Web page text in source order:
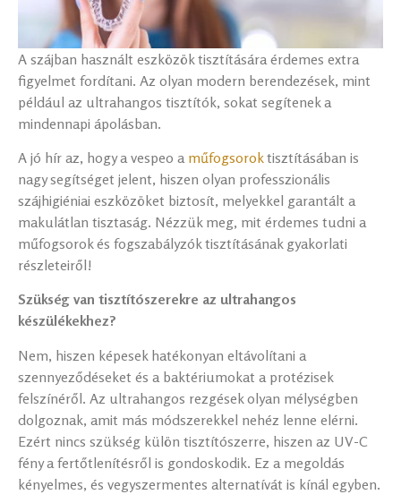
A szájban használt eszközök tisztítására érdemes extra
figyelmet fordítani. Az olyan modern berendezések, mint
például az ultrahangos tisztítók, sokat segítenek a
mindennapi ápolásban.
A jó hír az, hogy a vespeo a műfogsoroktisztításában is
nagy segítséget jelent, hiszen olyan professzionális
szájhigiéniai eszközöket biztosít, melyekkel garantált a
makulátlan tisztaság. Nézzük meg, mit érdemes tudni a
műfogsorok és fogszabályzók tisztításának gyakorlati
részleteiről!
Szükség van tisztítószerekre az ultrahangos
készülékekhez?
Nem, hiszen képesek hatékonyan eltávolítani a
szennyeződéseket és a baktériumokat a protézisek
felszínéről. Az ultrahangos rezgések olyan mélységben
dolgoznak, amit más módszerekkel nehéz lenne elérni.
Ezért nincs szükség külön tisztítószerre, hiszen az UV-C
fény a fertőtlenítésről is gondoskodik. Ez a megoldás
kényelmes, és vegyszermentes alternatívát is kínál egyben.